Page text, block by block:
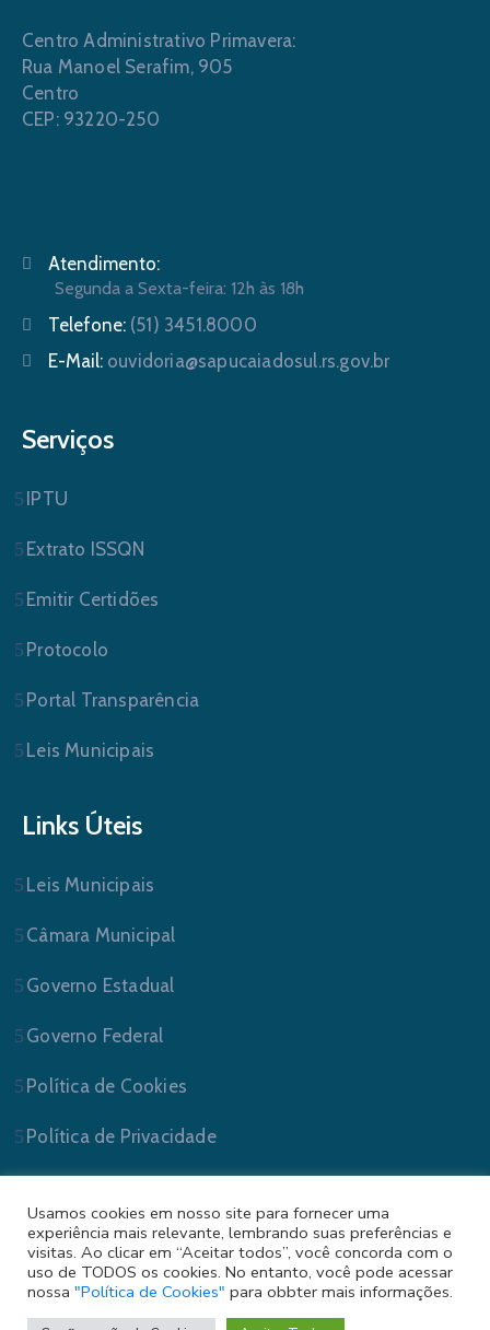
Centro Administrativo Primavera:
Rua Manoel Serafim, 905
Centro
CEP: 93220-250
Atendimento:
Segunda a Sexta-feira: 12h às 18h
Telefone: (51) 3451.8000
E-Mail: ouvidoria@sapucaiadosul.rs.gov.br
Serviços
IPTU
Extrato ISSQN
Emitir Certidões
Protocolo
Portal Transparência
Leis Municipais
Links Úteis
Leis Municipais
Câmara Municipal
Governo Estadual
Governo Federal
Política de Cookies
Política de Privacidade
Usamos cookies em nosso site para fornecer uma
experiência mais relevante, lembrando suas preferências e
visitas. Ao clicar em “Aceitar todos”, você concorda com o
uso de TODOS os cookies. No entanto, você pode acessar
nossa "Política de Cookies" para obbter mais informações.